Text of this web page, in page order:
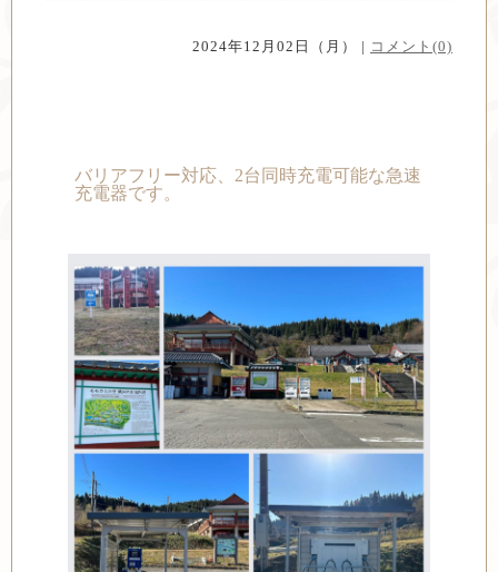
2024年12月02日（月） | コメント(0)
バリアフリー対応、2台同時充電可能な急速
充電器です。